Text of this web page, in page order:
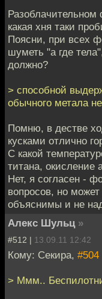
Разоблачительном
какая хня таки
Поясни, при всех
шуметь "а где
должно?
> способной
обычного метала
Помню, в дестве
кусками отлично
С какой
титана, окисление
Нет, я согласен -
вопросов, но
объяснимы и не
Алекс Шульц »
#512 | 13.09.11 12:42
Кому: Секира, #504
> Ммм..